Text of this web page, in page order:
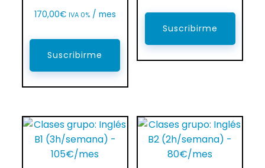
170,00€ IVA 0% / mes
Suscribirme
Suscribirme